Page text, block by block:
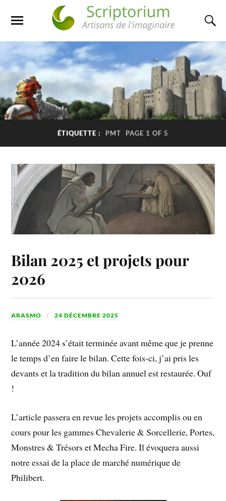
ÉTIQUETTE : PMT PAGE 1 OF 5
Bilan 2025 et projets pour
2026
ARASMO 24 DÉCEMBRE 2025
L’année 2024 s’était terminée avant même que je prenne
le temps d’en faire le bilan. Cette fois-ci, j’ai pris les
devants et la tradition du bilan annuel est restaurée. Ouf
!
L’article passera en revue les projets accomplis ou en
cours pour les gammes Chevalerie & Sorcellerie, Portes,
Monstres & Trésors et Mecha Fire. Il évoquera aussi
notre essai de la place de marché numérique de
Philibert.